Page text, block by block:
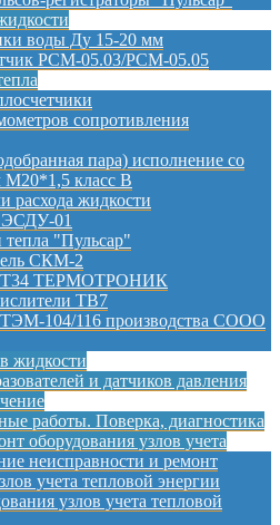
воды Ду 15-20 мм
РСМ-05.03/РСМ-05.05
сопротивления
пара) исполнение со
класс B
расхода жидкости
ЭСДУ-01
тепла "Пульсар"
СКМ-2
Т34 ТЕРМОТРОНИК
ТВ7
ТЭМ-104/116 производства СООО
жидкости
и датчиков давления
работы. Поверка, диагностика
оборудования узлов учета
неисправности и ремонт
учета тепловой энергии
узлов учета тепловой